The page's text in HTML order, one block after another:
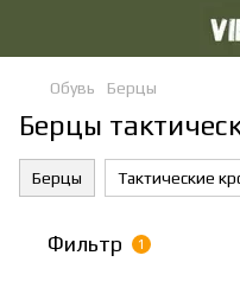
Обувь Берцы
Берцы
Берцы Тактические
Фильтр 1